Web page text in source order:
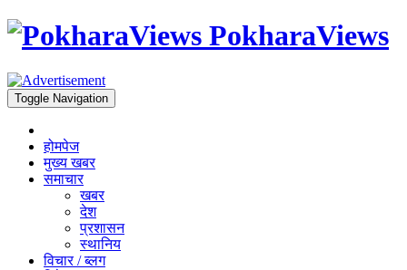
PokharaViews
Toggle Navigation
होमपेज
मुख्य खबर
समाचार
खबर
देश
प्रशासन
स्थानिय
विचार / ब्लग